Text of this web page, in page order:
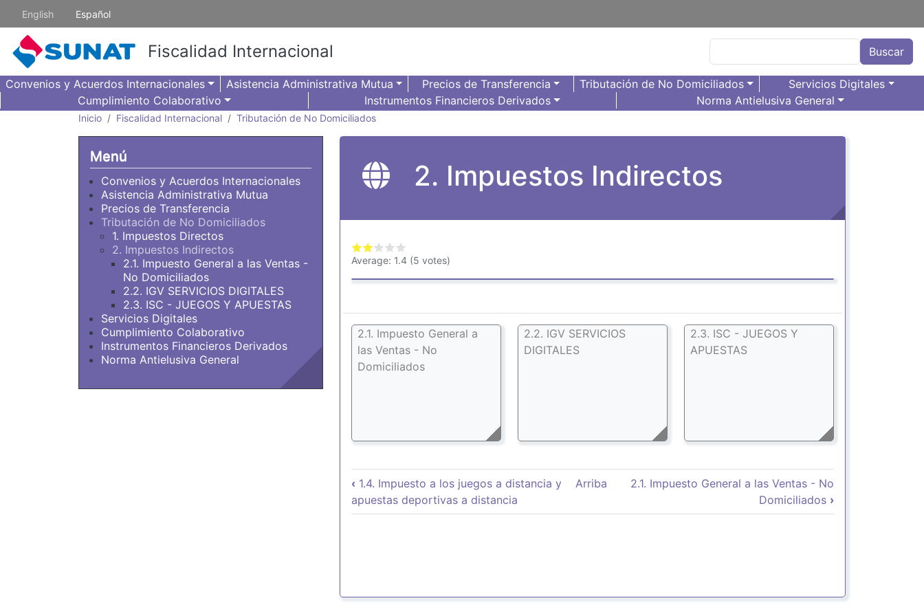
Pasar al contenido principal
English Español
Fiscalidad Internacional Buscar
Convenios y Acuerdos Internacionales Asistencia Administrativa Mutua Precios de Transferencia Tributación de No Domiciliados
Servicios Digitales
Cumplimiento Colaborativo
Instrumentos Financieros Derivados Norma Antielusiva General
Inicio Fiscalidad Internacional Tributación de No Domiciliados
2. Impuestos Indirectos
Average: 1.4 (5 votes)
2.1. Impuesto General a
las Ventas - No
Domiciliados
2.2. IGV SERVICIOS
DIGITALES
2.3. ISC - JUEGOS Y
APUESTAS
Enlaces transversales de Book para 2. Impuestos
‹ 1.4. Impuesto a los juegos a distancia y
apuestas deportivas a distancia
Arriba
2.1. Impuesto General a las Ventas - No
Domiciliados ›
Menú
Convenios y Acuerdos Internacionales
Asistencia Administrativa Mutua
Precios de Transferencia
Tributación de No Domiciliados
1. Impuestos Directos
2. Impuestos Indirectos
2.1. Impuesto General a las Ventas -
No Domiciliados
2.2. IGV SERVICIOS DIGITALES
2.3. ISC - JUEGOS Y APUESTAS
Servicios Digitales
Cumplimiento Colaborativo
Instrumentos Financieros Derivados
Norma Antielusiva General